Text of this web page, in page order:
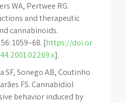
WA, Pertwee RG.
and therapeutic
cannabinoids.
1059–68. [https://doi.or
].
SF, Sonego AB, Coutinho
FS. Cannabidiol
behavior induced by